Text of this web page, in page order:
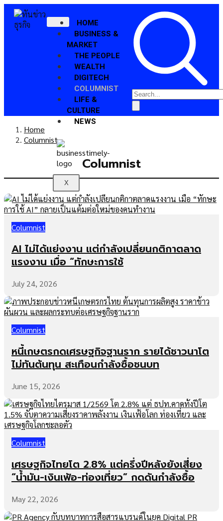
HOME
BUSINESS &
MARKET
THE PEOPLE
WEALTH
DIGITECH
COLUMNIST
LIFE &
CULTURE
NEWS
X
Home
Columnist
Columnist
Columnist
AI ไม่ได้แย่งงาน แต่กำลังเปลี่ยนกติกาตลาด
แรงงาน เมื่อ “ทักษะการใช้
July 24, 2026
Columnist
หนี้เกษตรกดเศรษฐกิจฐานราก รายได้ชาวนาโต
ไม่ทันต้นทุน สะเทือนกำลังซื้อชนบท
June 15, 2026
Columnist
เศรษฐกิจไทยโต 2.8% แต่ครึ่งปีหลังยังเสี่ยง
“น้ำมัน-เงินเฟ้อ-ท่องเที่ยว” กดดันกำลังซื้อ
May 22, 2026